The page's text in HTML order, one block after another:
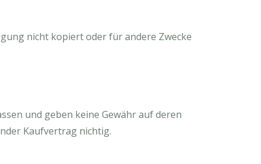
nicht kopiert oder für andere Zwecke
und geben keine Gewähr auf deren
Kaufvertrag nichtig.